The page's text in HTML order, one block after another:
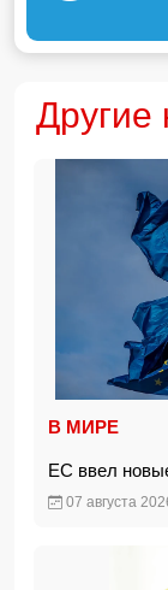
Другие
В МИРЕ
ЕС ввел
07 августа